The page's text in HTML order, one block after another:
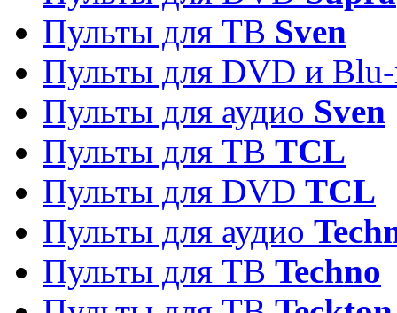
Пульты для ТВ Sven
Пульты для DVD и
Пульты для аудио Sven
Пульты для ТВ TCL
Пульты для DVD TCL
Пульты для аудио
Пульты для ТВ Techno